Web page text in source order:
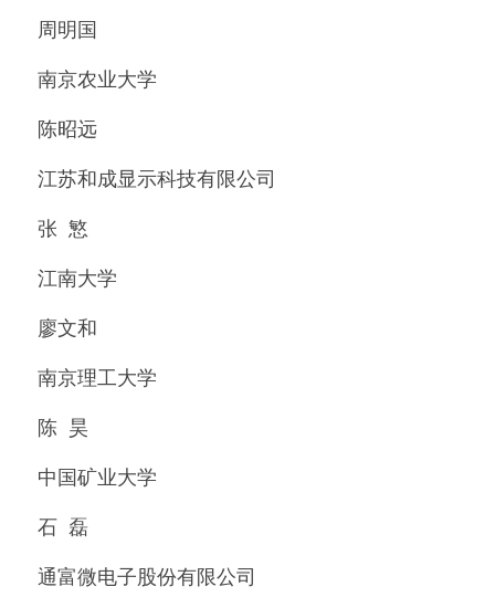
周明国
南京农业大学
陈昭远
江苏和成显示科技有限公司
张  慜
江南大学
廖文和
南京理工大学
陈  昊
中国矿业大学
石  磊
通富微电子股份有限公司